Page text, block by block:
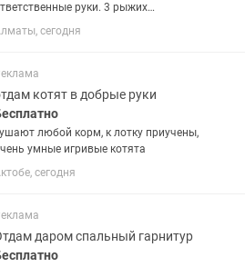
руки. 3 рыжих
и 1 трехцветная девочка.
Возраст 3 месяца, родились у нас дома,
по возрасту, кроме
сегодня
котят в добрые руки
любой корм, к лотку приучены,
умные игривые котята
сегодня
даром спальный гарнитур